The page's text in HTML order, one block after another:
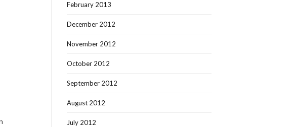
February 2013
December 2012
November 2012
October 2012
September 2012
August 2012
July 2012